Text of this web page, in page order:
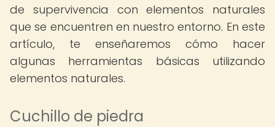
de supervivencia con elementos naturales
que se encuentren en nuestro entorno. En este
artículo, te enseñaremos cómo hacer
algunas herramientas básicas utilizando
elementos naturales.
Cuchillo de piedra